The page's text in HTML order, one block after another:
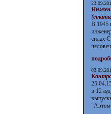
В 1945
силах
в 12